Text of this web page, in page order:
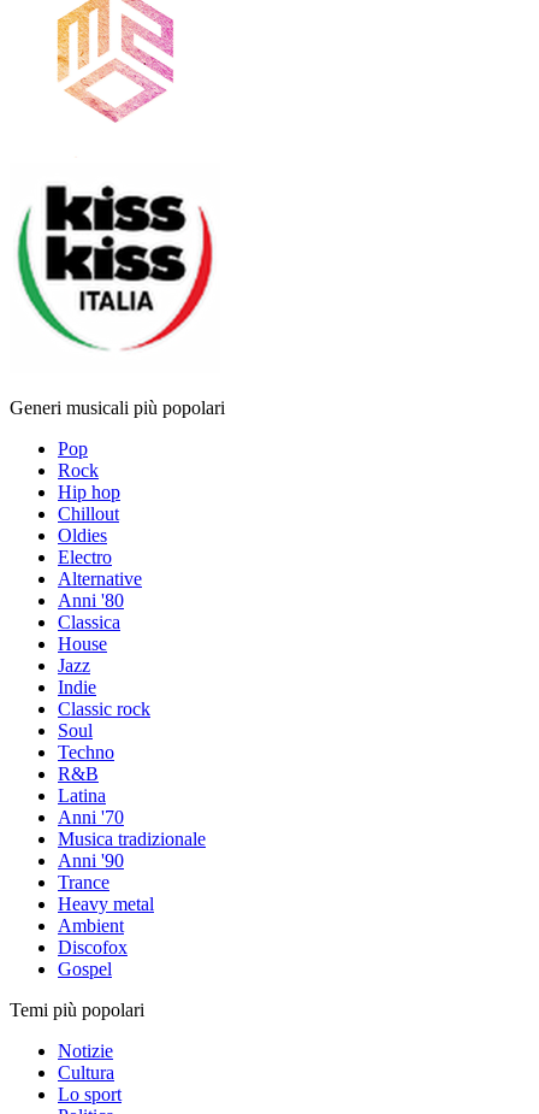
Generi musicali più popolari
Pop
Rock
Hip hop
Chillout
Oldies
Electro
Alternative
Anni '80
Classica
House
Jazz
Indie
Classic rock
Soul
Techno
R&B
Latina
Anni '70
Musica tradizionale
Anni '90
Trance
Heavy metal
Ambient
Discofox
Gospel
Temi più popolari
Notizie
Cultura
Lo sport